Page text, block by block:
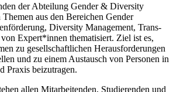
der Abteilung Gender & Diversity
aus den Bereichen Gender
Diversity Management, Trans-
Expert*innen thematisiert. Ziel ist es,
zu gesellschaftlichen Herausforderungen
und zu einem Austausch von Personen in
Praxis beizutragen.
allen Mitarbeitenden, Studierenden und